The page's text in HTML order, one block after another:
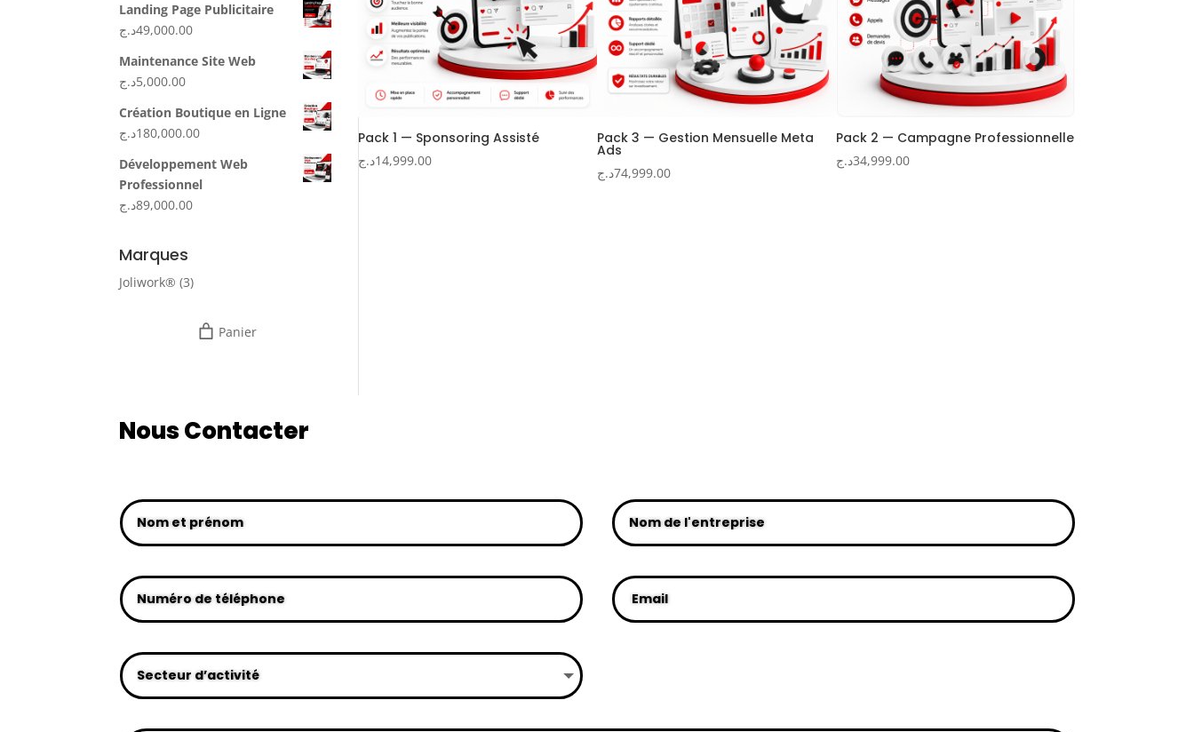
Pack 1 — Sponsoring Assisté
14,999.00د.ج
Pack 3 — Gestion Mensuelle Meta
Ads
74,999.00د.ج
Pack 2 — Campagne Professionnelle
34,999.00د.ج
Landing Page Publicitaire
49,000.00د.ج
Maintenance Site Web
5,000.00د.ج
Création Boutique en Ligne
180,000.00د.ج
Développement Web
Professionnel
89,000.00د.ج
Marques
Joliwork® (3)
Panier
Nous Contacter